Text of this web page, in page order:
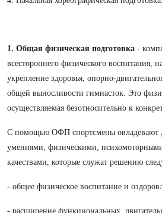
1. Общая физическая подготовка -
всестороннего физического воспитания,
укрепление здоровья, опорно-
общей выносливости гимнасток. Это
осуществляемая безотносительно к
С помощью ОФП спортсмены овладевают
умениями, физическими,
качествами, которые служат решению
- общее физическое воспитание и
- расширение функциональных,